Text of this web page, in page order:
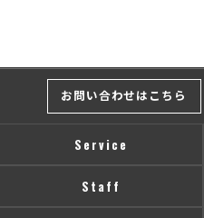
お問い合わせはこちら
Service
Staff